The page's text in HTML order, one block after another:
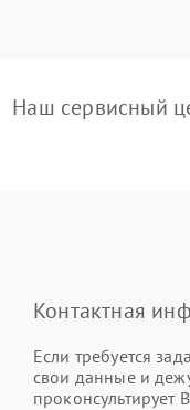
Наш сервисный
Контактная
Если требуется
свои данные и
проконсультирует